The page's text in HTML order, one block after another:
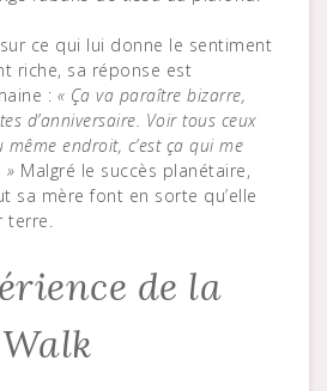
ce qui lui donne le sentiment
riche, sa réponse est
: « Ça va paraître bizarre,
d’anniversaire. Voir tous ceux
même endroit, c’est ça qui me
» Malgré le succès planétaire,
sa mère font en sorte qu’elle
terre.
de la